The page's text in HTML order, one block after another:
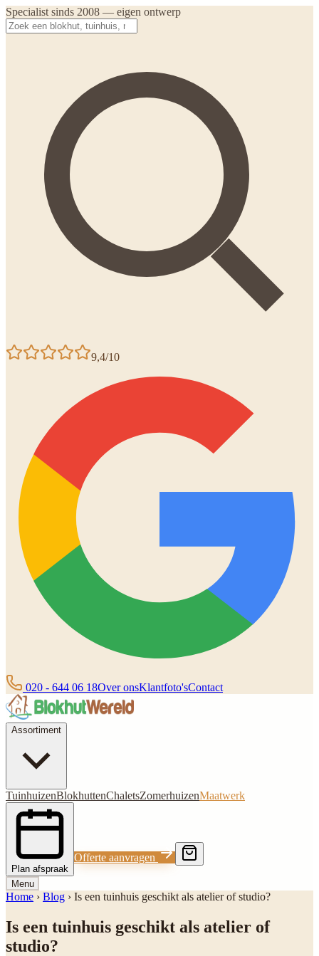
Specialist sinds 2008 — eigen ontwerp
9,4/10
020 - 644 06 18Over onsKlantfoto'sContact
Assortiment
TuinhuizenBlokhuttenChaletsZomerhuizenMaatwerk
Plan afspraak
Offerte aanvragen
Menu
Home › Blog › Is een tuinhuis geschikt als atelier of studio?
Is een tuinhuis geschikt als atelier of
studio?